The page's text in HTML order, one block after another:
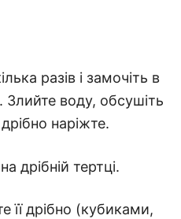
разів і замочіть в
Злийте воду, обсушіть
наріжте.
дрібній тертці.
її дрібно (кубиками,